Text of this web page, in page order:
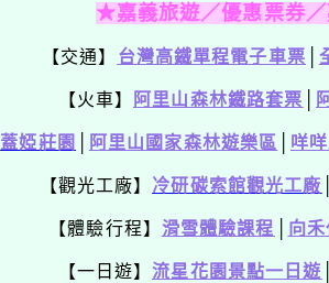
★嘉義旅遊／優惠票券／
【交通】 台灣高鐵單程電子車票
【火車】 阿里山森林鐵路套票
蓋婭莊園 阿里山國家森林遊樂區 咩
【觀光工廠】 冷研碳索館觀光工廠
【體驗行程】 滑雪體驗課程 向
【一日遊】流星花園景點一日遊